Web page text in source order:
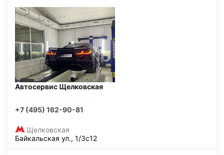
Автосервис Щелковская
+7 (495) 162-90-81
Щелковская
Байкальская ул., 1/3с12